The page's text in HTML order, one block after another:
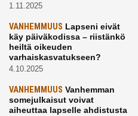
1.11.2025
VANHEMMUUS Lapseni eivät
käy päiväkodissa – riistänkö
heiltä oikeuden
varhaiskasvatukseen?
4.10.2025
VANHEMMUUS Vanhemman
somejulkaisut voivat
aiheuttaa lapselle ahdistusta